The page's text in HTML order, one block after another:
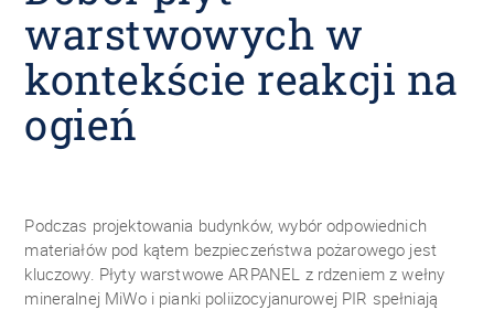
warstwowych w
kontekście reakcji na
ogień
Podczas projektowania budynków, wybór odpowiednich
materiałów pod kątem bezpieczeństwa pożarowego jest
kluczowy. Płyty warstwowe ARPANEL z rdzeniem z wełny
mineralnej MiWo i pianki poliizocyjanurowej PIR spełniają